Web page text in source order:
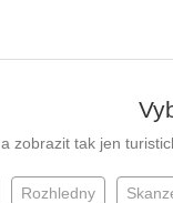
zobrazit tak jen
Rozhledny